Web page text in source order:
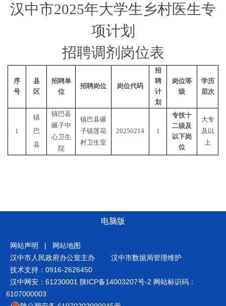
汉中市2025年大学生乡村医生专
项计划
招聘调剂岗位表
序
号
县
区
招聘单
位
招聘岗位 岗位代码
招
聘
计
划
岗位等
级
学历
层次
1
镇
巴
县
镇巴县
碾子中
心卫生
院
镇巴县碾
子镇莲花
村卫生室
20250214 1
专技十
二级及
以下岗
位
大专
及以
上
电脑版
网站声明 |
网站地图
汉中市人民政府办公室主办
汉中市数据局管理维护
技术支持：0916-2626450
汉中网安：61230001 陕ICP备14003207号-2 网站标识码：
6107000003